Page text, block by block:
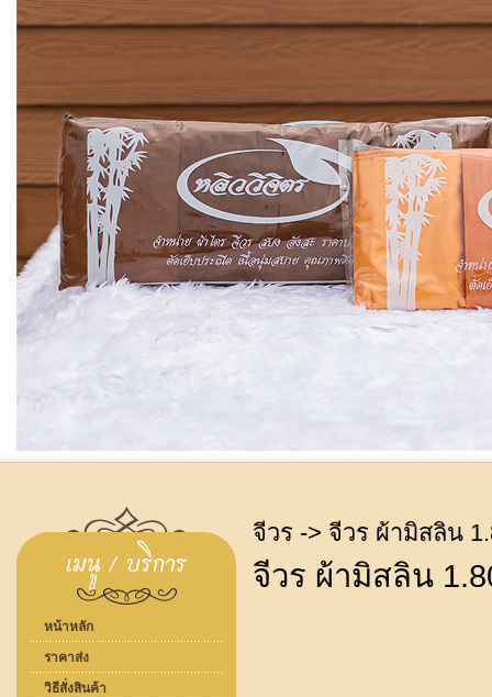
หน้าหลัก
ราคาส่ง
วิธีสั่งสินค้า
จีวร -> จีวร ผ้ามิสลิน
จีวร ผ้ามิสลิน